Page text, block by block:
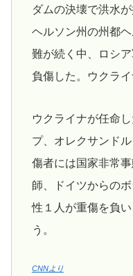
ダムの決壊で洪水
ヘルソン州の州都
難が続く中、ロシ
負傷した。ウクラ
ウクライナが任命
プ、オレクサンド
傷者には国家非常
師、ドイツからの
性１人が重傷を負
う。
CNNより